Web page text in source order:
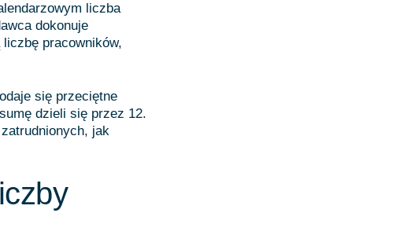
liczba
dokonuje
pracowników,
się przeciętne
dzieli się przez 12.
jak